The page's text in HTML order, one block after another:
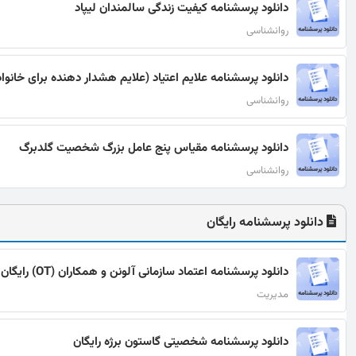
دانلود پرسشنامه کیفیت زندگی سالمندان لیپاد
روانشناسی
دانلود پرسشنامه علایم اعتیاد (علایم هشدار دهنده برای
روانشناسی
دانلود پرسشنامه مقیاس پنج عامل بزرگ شخصیت گلدبرگ
روانشناسی
دانلود پرسشنامه رایگان
دانلود پرسشنامه اعتماد سازمانی آلونن و همکاران (OT) رایگان
مدیریت
دانلود پرسشنامه شخصیتی گاستون برژه رایگان